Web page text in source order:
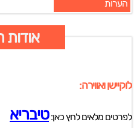
הערות
אודות
לוקיישן ואווירה:
לפרטים מלאים לחץ כאן:טיבריא